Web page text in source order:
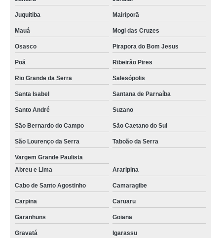
tela agrícola para horta preços Maués
tela agrícola para horta José de Freitas
venda de tela agrícola anti granizo Joinville
tela sombreamento agrícola preços Mucajaí
onde encontro tela agrícola sombrite Maracanaú
venda de tela de uso agrícola vermelha Aquiraz
onde encontro tela térmica agrícola Amajari
onde encontro tela para uso agrícola Anápolis
onde encontro tela de uso agrícola vermelha Amajari
venda de tela agrícola monofilamento Vargem Grande
tela para uso agrícola preços Parnaíba
telas agrícolas para tutoramento Ceará
Juquitiba Mairiporã
Mauá Mogi das Cruzes
Osasco Pirapora do Bom Jesus
Poá Ribeirão Pires
Rio Grande da Serra Salesópolis
Santa Isabel Santana de Parnaíba
Santo André Suzano
São Bernardo do Campo São Caetano do Sul
São Lourenço da Serra Taboão da Serra
Vargem Grande Paulista
Abreu e Lima
Araripina
Cabo de Santo Agostinho Camaragibe
Carpina Caruaru
Garanhuns Goiana
Gravatá Igarassu